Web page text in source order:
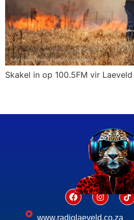
Skakel in op 100.5FM vir Laeveld
www.radiolaeveld.co.za